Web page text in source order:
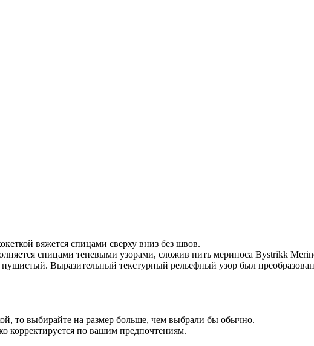
вяжется спицами сверху вниз без швов.
спицами теневыми узорами, сложив нить мериноса Bystrikk
Выразительный текстурный рельефный узор был
то выбирайте на размер больше, чем выбрали бы обычно.
корректируется по вашим предпочтениям.